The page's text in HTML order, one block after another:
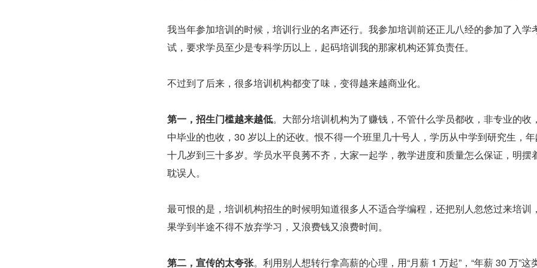
我当年参加培训的时候，培训行业的名声还行。我参加培训前还正儿八经的参加了入学
试，要求学员至少是专科学历以上，起码培训我的那家机构还算负责任。
不过到了后来，很多培训机构都变了味，变得越来越商业化。
第一，招生门槛越来越低。大部分培训机构为了赚钱，不管什么学员都收，非专业的收
中毕业的也收，30 岁以上的还收。恨不得一个班里几十号人，学历从中学到研究生，
十几岁到三十多岁。学员水平良莠不齐，大家一起学，教学进度和质量怎么保证，明摆
耽误人。
最可恨的是，培训机构招生的时候明知道很多人不适合学编程，还把别人忽悠过来培训
果学到半途不得不放弃学习，又浪费钱又浪费时间。
第二，宣传的太夸张。利用别人想转行拿高薪的心理，用“月薪 1 万起”，“年薪 30 万”这